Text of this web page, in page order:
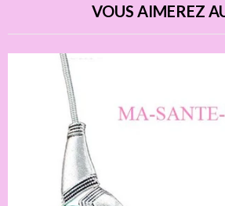
VOUS AIMEREZ